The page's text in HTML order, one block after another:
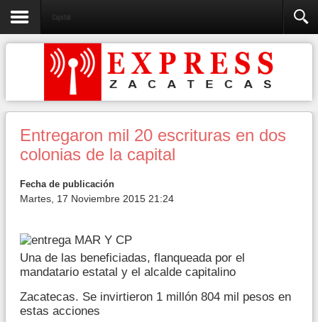
Capital
Entregaron mil 20 escrituras en dos
colonias de la capital
Fecha de publicación
Martes, 17 Noviembre 2015 21:24
Una de las beneficiadas, flanqueada por el
mandatario estatal y el alcalde capitalino
Zacatecas. Se invirtieron 1 millón 804 mil pesos en
estas acciones